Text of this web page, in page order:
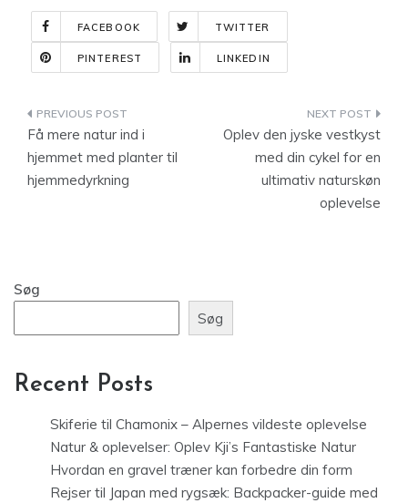
FACEBOOK TWITTER
PINTEREST LINKEDIN
Indlægsnavigation
Få mere natur ind i
hjemmet med planter til
hjemmedyrkning
Oplev den jyske vestkyst
med din cykel for en
ultimativ naturskøn
oplevelse
Søg
Søg
Recent Posts
Skiferie til Chamonix – Alpernes vildeste oplevelse
Natur & oplevelser: Oplev Kji’s Fantastiske Natur
Hvordan en gravel træner kan forbedre din form
Rejser til Japan med rygsæk: Backpacker-guide med